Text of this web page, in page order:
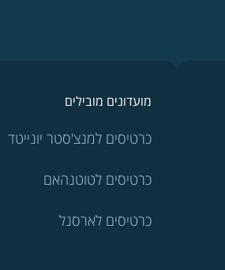
מועדונים מובילים
כרטיסים למנצ'סטר יונייטד
כרטיסים לטוטנהאם
כרטיסים לארסנל